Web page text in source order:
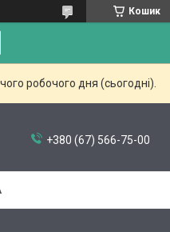
Кошик
робочого дня (сьогодні).
+380 (67) 566-75-00